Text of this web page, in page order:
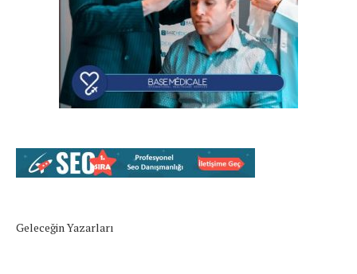
Geleceğin Yazarları